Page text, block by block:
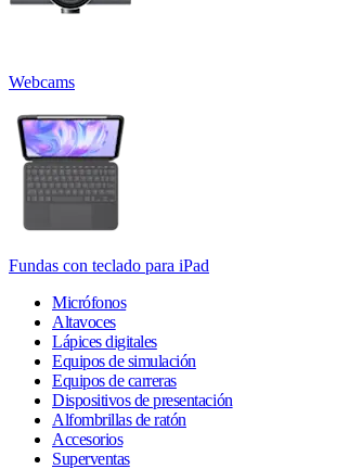
Webcams
Fundas con teclado para iPad
Micrófonos
Altavoces
Lápices digitales
Equipos de simulación
Equipos de carreras
Dispositivos de presentación
Alfombrillas de ratón
Accesorios
Superventas